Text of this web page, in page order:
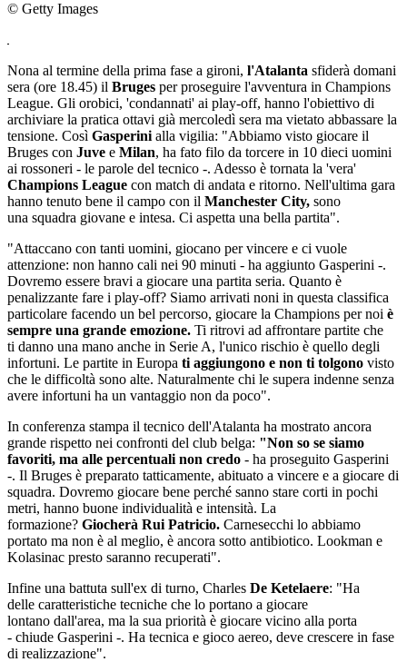
© Getty Images
Nona al termine della prima fase a gironi, l'Atalanta sfiderà domani
sera (ore 18.45) il Bruges per proseguire l'avventura in Champions
League. Gli orobici, 'condannati' ai play-off, hanno l'obiettivo di
archiviare la pratica ottavi già mercoledì sera ma vietato abbassare la
tensione. Così Gasperini alla vigilia: "Abbiamo visto giocare il
Bruges con Juve e Milan, ha fato filo da torcere in 10 dieci uomini
ai rossoneri - le parole del tecnico -. Adesso è tornata la 'vera'
Champions League con match di andata e ritorno. Nell'ultima gara
hanno tenuto bene il campo con il Manchester City, sono
una squadra giovane e intesa. Ci aspetta una bella partita".
"Attaccano con tanti uomini, giocano per vincere e ci vuole
attenzione: non hanno cali nei 90 minuti - ha aggiunto Gasperini -.
Dovremo essere bravi a giocare una partita seria. Quanto è
penalizzante fare i play-off? Siamo arrivati noni in questa classifica
particolare facendo un bel percorso, giocare la Champions per noi è
sempre una grande emozione. Ti ritrovi ad affrontare partite che
ti danno una mano anche in Serie A, l'unico rischio è quello degli
infortuni. Le partite in Europa ti aggiungono e non ti tolgono visto
che le difficoltà sono alte. Naturalmente chi le supera indenne senza
avere infortuni ha un vantaggio non da poco".
In conferenza stampa il tecnico dell'Atalanta ha mostrato ancora
grande rispetto nei confronti del club belga: "Non so se siamo
favoriti, ma alle percentuali non credo - ha proseguito Gasperini
-. Il Bruges è preparato tatticamente, abituato a vincere e a giocare di
squadra. Dovremo giocare bene perché sanno stare corti in pochi
metri, hanno buone individualità e intensità. La
formazione? Giocherà Rui Patricio. Carnesecchi lo abbiamo
portato ma non è al meglio, è ancora sotto antibiotico. Lookman e
Kolasinac presto saranno recuperati".
Infine una battuta sull'ex di turno, Charles De Ketelaere: "Ha
delle caratteristiche tecniche che lo portano a giocare
lontano dall'area, ma la sua priorità è giocare vicino alla porta
- chiude Gasperini -. Ha tecnica e gioco aereo, deve crescere in fase
di realizzazione".